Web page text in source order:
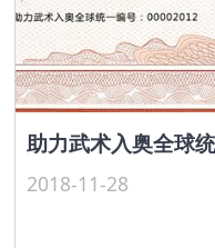
2018-11-28